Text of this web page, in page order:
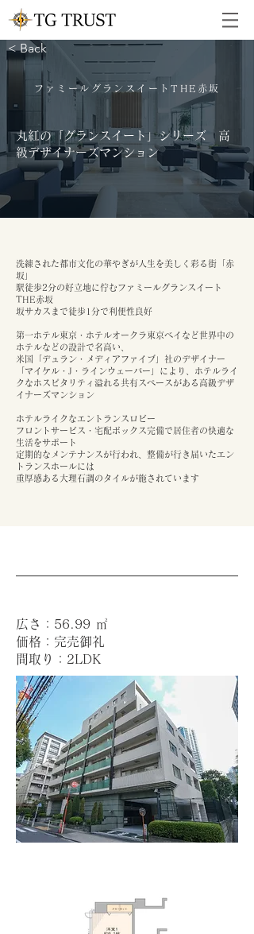
< Back
ファミールグランスイートTHE赤坂
丸紅の「グランスイート」シリーズ 高
級デザイナーズマンション
洗練された都市文化の華やぎが人生を美しく彩る街「赤
坂」
駅徒歩2分の好立地に佇むファミールグランスイート
THE赤坂
坂サカスまで徒歩1分で利便性良好
第一ホテル東京・ホテルオークラ東京ベイなど世界中の
ホテルなどの設計で名高い、
米国「デュラン・メディアファイブ」社のデザイナー
「マイケル・J・ラインウェーバー」により、ホテルライ
クなホスピタリティ溢れる共有スペースがある高級デザ
イナーズマンション
ホテルライクなエントランスロビー
フロントサービス・宅配ボックス完備で居住者の快適な
生活をサポート
定期的なメンテナンスが行われ、整備が行き届いたエン
トランスホールには
重厚感ある大理石調のタイルが施されています
広さ：56.99 ㎡
価格：完売御礼
間取り：2LDK